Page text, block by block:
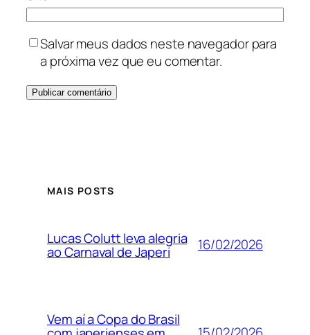
Salvar meus dados neste navegador para
a próxima vez que eu comentar.
MAIS POSTS
Lucas Colutt leva alegria
ao Carnaval de Japeri 16/02/2026
Vem aí a Copa do Brasil